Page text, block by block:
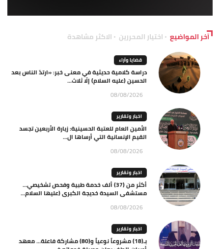
آخر المواضيع اختيار المحررين الاكثر مشاهدة
قضايا وآراء
دراسة كلامية حديثية في معنى خبر: «ارتدّ الناس بعد
الحسين (عليه السلام) إلّا ثلاث...
08/08/2026
اخبار وتقارير
الأمين العام للعتبة الحسينية: زيارة الأربعين تجسد
القيم الإنسانية التي أرساها ال...
08/08/2026
اخبار وتقارير
أكثر من (37) ألف خدمة طبية وفحص تشخيصي…
مستشفى السيدة خديجة الكبرى (عليها السلام...
08/08/2026
اخبار وتقارير
بـ(18) مشروعاً نوعياً و(80) مشاركة فاعلة… معهد